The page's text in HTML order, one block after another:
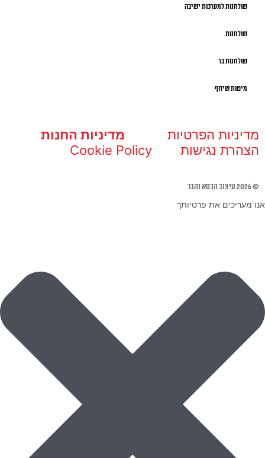
שולחנות למערכות ישיבה
שולחנות
שולחנות בר
מיטות שיזוף
מדיניות הפרטיות
מדיניות החנות
הצהרת נגישות
Cookie Policy
© 2026 עיצוב הכסא והבר
אנו מעריכים את פרטיותך